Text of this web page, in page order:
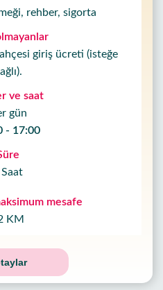
rehber, sigorta
giriş ücreti (isteğe
ve saat
gün
- 17:00
mesafe
KM